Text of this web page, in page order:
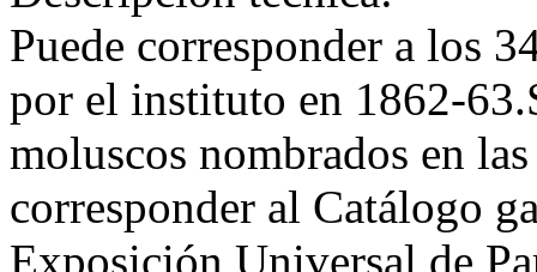
Puede corresponder a los
por el instituto en 1862-
moluscos nombrados en
corresponder al Catálogo
Exposición Universal de